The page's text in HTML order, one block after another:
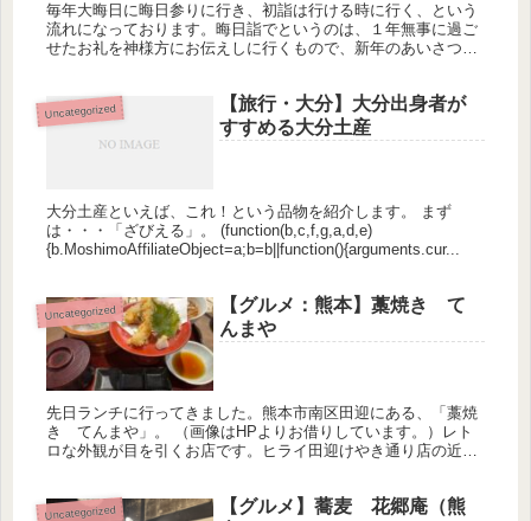
毎年大晦日に晦日参りに行き、初詣は行ける時に行く、という
流れになっております。晦日詣でというのは、１年無事に過ご
せたお礼を神様方にお伝えしに行くもので、新年のあいさつ以
Uncategorized
【旅行・大分】大分出身者が
すすめる大分土産
大分土産といえば、これ！という品物を紹介します。 まず
は・・・「ざびえる」。 (function(b,c,f,g,a,d,e)
{b.MoshimoAffiliateObject=a;b=b||function(){arguments.cur...
Uncategorized
【グルメ：熊本】藁焼き て
んまや
先日ランチに行ってきました。熊本市南区田迎にある、「藁焼
き てんまや」。 （画像はHPよりお借りしています。）レト
ロな外観が目を引くお店です。ヒライ田迎けやき通り店の近く
Uncategorized
【グルメ】蕎麦 花郷庵（熊